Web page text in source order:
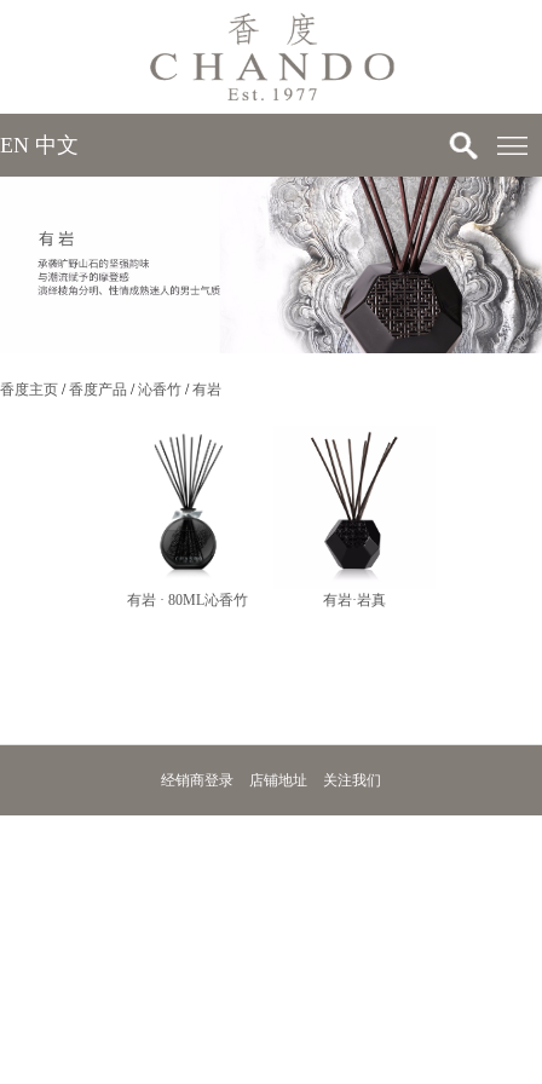
>
>
EN 中文
香度主页 /香度产品 /沁香竹 /有岩
有岩 · 80ML沁香竹 有岩·岩真
经销商登录 店铺地址 关注我们